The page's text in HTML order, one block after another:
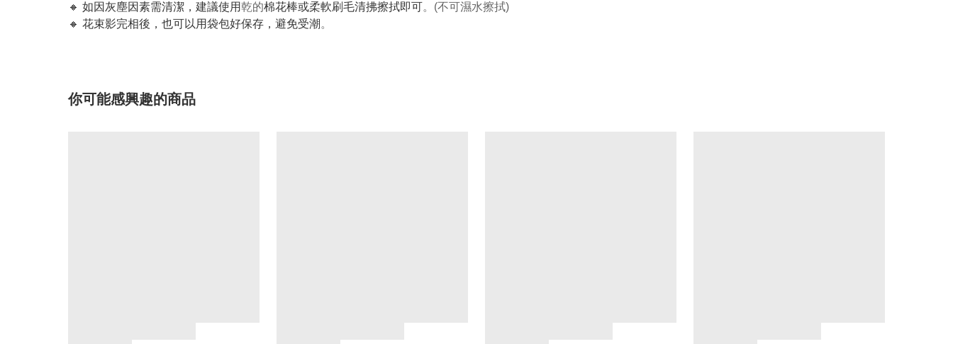
🔸 如因灰塵因素需清潔，建議使用乾的棉花棒或柔軟刷毛清拂擦拭即可。(不可濕水擦拭)
🔸 花束影完相後，也可以用袋包好保存，避免受潮 。
你可能感興趣的商品